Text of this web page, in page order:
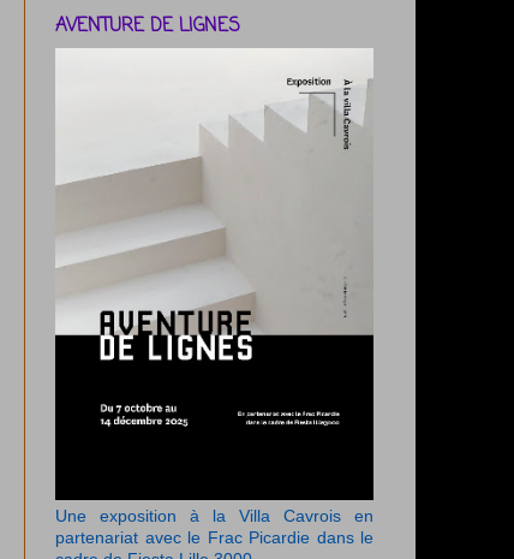
AVENTURE DE LIGNES
Une exposition à la Villa Cavrois en
partenariat avec le Frac Picardie dans le